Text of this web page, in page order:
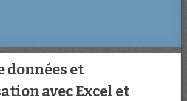
données et
avec Excel et